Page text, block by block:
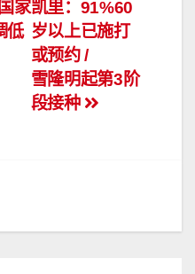
凯里：91%60
岁以上已施打
或预约 /
雪隆明起第3阶
段接种
家
低